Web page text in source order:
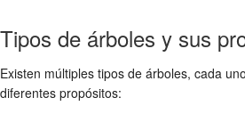
Tipos de árboles y sus
Existen múltiples tipos de árboles, cada
diferentes propósitos: